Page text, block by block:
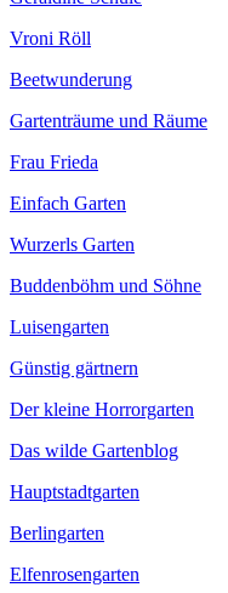
Vroni Röll
Beetwunderung
Gartenträume und Räume
Frau Frieda
Einfach Garten
Wurzerls Garten
Buddenböhm und Söhne
Luisengarten
Günstig gärtnern
Der kleine Horrorgarten
Das wilde Gartenblog
Hauptstadtgarten
Berlingarten
Elfenrosengarten